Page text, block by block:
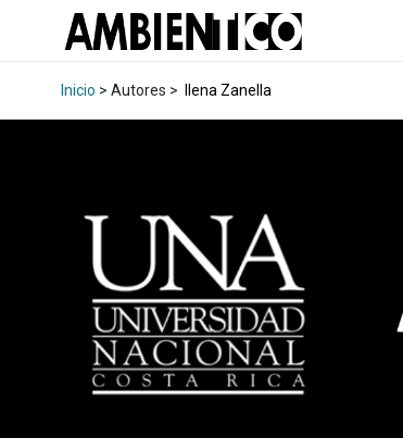
Inicio > Autores > Ilena Zanella